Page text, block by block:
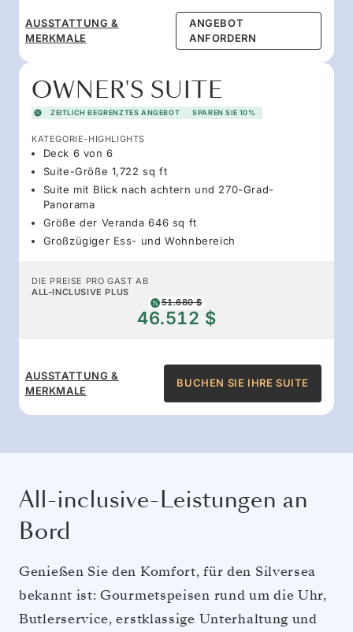
AUSSTATTUNG &
MERKMALE
ANGEBOT
ANFORDERN
OWNER'S SUITE
ZEITLICH BEGRENZTES ANGEBOT SPAREN SIE 10%
KATEGORIE-HIGHLIGHTS
Deck 6 von 6
Suite-Größe 1,722 sq ft
Suite mit Blick nach achtern und 270-Grad-
Panorama
Größe der Veranda 646 sq ft
Großzügiger Ess- und Wohnbereich
DIE PREISE PRO GAST AB
ALL-INCLUSIVE PLUS
51.680 $
46.512 $
AUSSTATTUNG &
MERKMALE
BUCHEN SIE IHRE SUITE
All-inclusive-Leistungen an
Bord
Genießen Sie den Komfort, für den Silversea
bekannt ist: Gourmetspeisen rund um die Uhr,
Butlerservice, erstklassige Unterhaltung und